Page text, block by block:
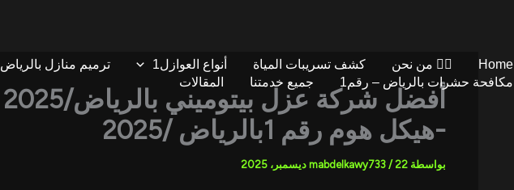
Home 👷‍♂️ من نحن كشف تسريبات المياة أنواع العوازل1
ترميم منازل بالرياض
مكافحة حشرات بالرياض – رقم1
جميع خدمتنا المقالات
أفضل شركة عزل بيتوميني بالرياض/2025
-هيكل هوم رقم 1بالرياض /2025
بواسطة mabdelkawy733 / 22 ديسمبر، 2025